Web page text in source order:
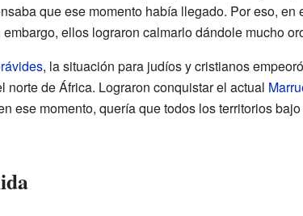
que ese momento había llegado. Por eso, en
ellos lograron calmarlo dándole mucho
, la situación para judíos y cristianos
de África. Lograron conquistar el actual
ese momento, quería que todos los territorios